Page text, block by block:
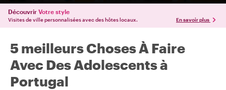
Découvrir Votre style
Visites de ville personnalisées avec des hôtes locaux. En savoir plus
5 meilleurs Choses À Faire
Avec Des Adolescents à
Portugal